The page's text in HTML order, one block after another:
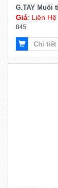
G.TAY Muối
Giá: Liên Hệ
845
Chi tiết